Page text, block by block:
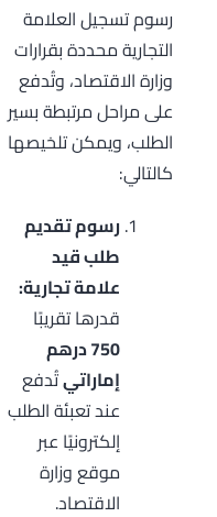
رسوم تسجيل العلامة
التجارية محددة بقرارات
وزارة الاقتصاد، وتُدفع
على مراحل مرتبطة بسير
الطلب، ويمكن تلخيصها
كالتالي:
رسوم تقديم
طلب قيد
علامة تجارية:
قدرها تقريبًا
750 درهم
إماراتيتُدفع
عند تعبئة الطلب
إلكترونيًا عبر
موقع وزارة
الاقتصاد.